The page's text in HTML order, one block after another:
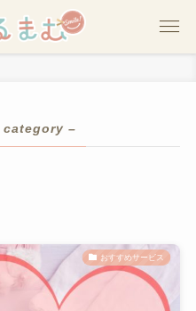
category –
おすすめサービス